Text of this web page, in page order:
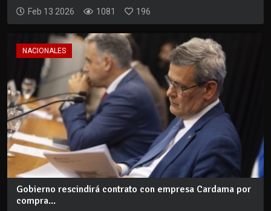
Feb 13 2026 1081 196
NACIONALES
Gobierno rescindirá contrato con empresa Cardama por
compra...